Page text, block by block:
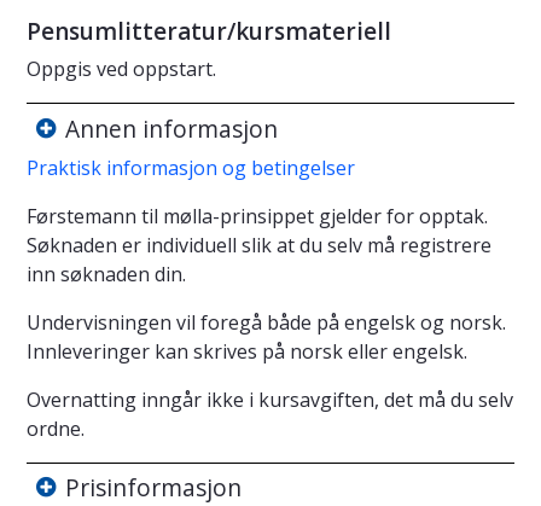
Pensumlitteratur/kursmateriell
Oppgis ved oppstart.
Annen informasjon
Praktisk informasjon og betingelser
Førstemann til mølla-prinsippet gjelder for opptak.
Søknaden er individuell slik at du selv må registrere
inn søknaden din.
Undervisningen vil foregå både på engelsk og norsk.
Innleveringer kan skrives på norsk eller engelsk.
Overnatting inngår ikke i kursavgiften, det må du selv
ordne.
Prisinformasjon